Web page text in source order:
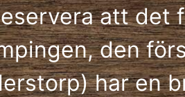
att det
den
har en